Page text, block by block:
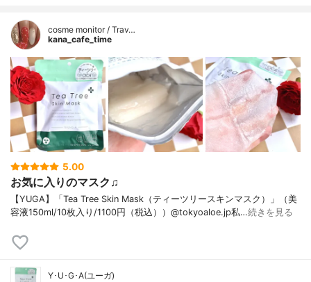
cosme monitor / Trav…
kana_cafe_time
5.00
お気に入りのマスク♫
【YUGA】「Tea Tree Skin Mask（ティーツリースキンマスク）」（美
容液150ml/10枚入り/1100円（税込））@tokyoaloe.jp私…続きを見る
Y･U･G･A(ユーガ)